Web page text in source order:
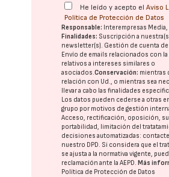
He leído y acepto elAviso
Política de Protección de Datos
Responsable: Interempresas Media,
Finalidades: Suscripción a
newsletter(s). Gestión de cuenta
Envío de emails relacionados con la
relativos a intereses similares o
asociados.Conservación: mientras
relación con Ud., o mientras sea
llevar a cabo las finalidades
Los datos pueden cederse a otras
grupo por motivos de gestión
Acceso, rectificación, oposición,
portabilidad, limitación del
decisiones automatizadas:
nuestro DPD. Si considera que el
se ajusta a la normativa vigente,
reclamación ante laAEPD. Más
Política de Protección de Datos